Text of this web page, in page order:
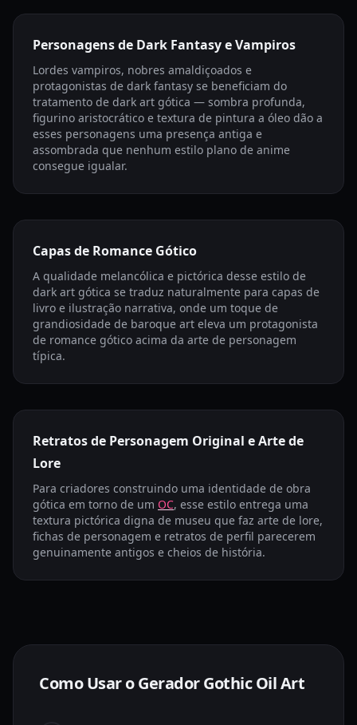
Personagens de Dark Fantasy e Vampiros
Lordes vampiros, nobres amaldiçoados e
protagonistas de dark fantasy se beneficiam do
tratamento de dark art gótica — sombra profunda,
figurino aristocrático e textura de pintura a óleo dão a
esses personagens uma presença antiga e
assombrada que nenhum estilo plano de anime
consegue igualar.
Capas de Romance Gótico
A qualidade melancólica e pictórica desse estilo de
dark art gótica se traduz naturalmente para capas de
livro e ilustração narrativa, onde um toque de
grandiosidade de baroque art eleva um protagonista
de romance gótico acima da arte de personagem
típica.
Retratos de Personagem Original e Arte de
Lore
Para criadores construindo uma identidade de obra
gótica em torno de um OC, esse estilo entrega uma
textura pictórica digna de museu que faz arte de lore,
fichas de personagem e retratos de perfil parecerem
genuinamente antigos e cheios de história.
Como Usar o Gerador Gothic Oil Art